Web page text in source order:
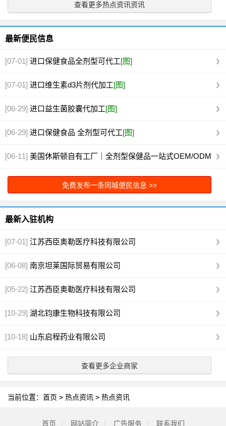
查看更多热点资讯资讯
最新便民信息
[07-01] 进口保健食品全剂型可代工[图]
[07-01] 进口维生素d3片剂代加工[图]
[06-29] 进口益生菌胶囊代加工[图]
[06-29] 进口保健食品 全剂型可代工[图]
[06-11] 美国休斯顿自有工厂｜全剂型保健品一站式OEM/ODM
代工[图]
免费发布一条同城便民信息 >>
最新入驻机构
[07-01] 江苏西臣奥勒医疗科技有限公司
[06-08] 南京坦莱国际贸易有限公司
[05-22] 江苏西臣奥勒医疗科技有限公司
[10-29] 湖北钧康生物科技有限公司
[10-18] 山东启程药业有限公司
查看更多企业商家
当前位置： 首页 > 热点资讯 > 热点资讯
首页 网站简介 广告服务 联系我们